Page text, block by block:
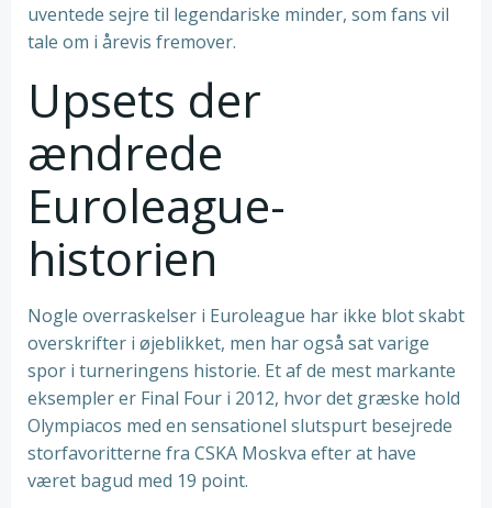
uventede sejre til legendariske minder, som fans vil
tale om i årevis fremover.
Upsets der
ændrede
Euroleague-
historien
Nogle overraskelser i Euroleague har ikke blot skabt
overskrifter i øjeblikket, men har også sat varige
spor i turneringens historie. Et af de mest markante
eksempler er Final Four i 2012, hvor det græske hold
Olympiacos med en sensationel slutspurt besejrede
storfavoritterne fra CSKA Moskva efter at have
været bagud med 19 point.